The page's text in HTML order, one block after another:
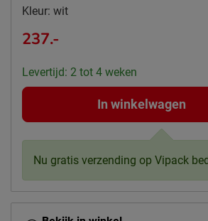
Kleur: wit
237.-
Levertijd: 2 tot 4 weken
In winkelwagen
Nu gratis verzending op Vipack